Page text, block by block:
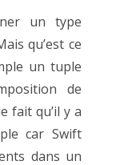
un type
qu’est ce
un tuple
de
fait qu’il y a
car Swift
dans un